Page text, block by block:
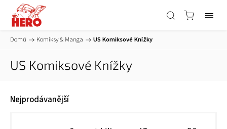
Domů / Komiksy & Manga / US Komiksové Knížky
US Komiksové Knížky
Nejprodávanější